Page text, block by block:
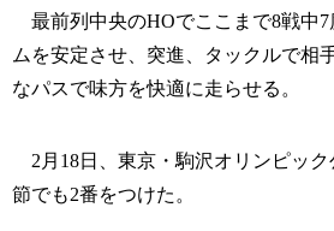
最前列中央のHOでここまで8戦中7
ムを安定させ、突進、タックルで相
なパスで味方を快適に走らせる。
2月18日、東京・駒沢オリンピック
節でも2番をつけた。